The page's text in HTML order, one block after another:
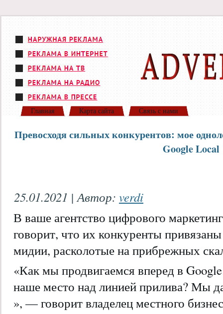
Главная Карта сайта Связь с нами
Превосходя сильных конкурентов: мое
Google Local
25.01.2021 | Автор: verdi
В ваше агентство цифрового
говорит, что их конкуренты
мидии, расколотые на прибрежных
«Как мы продвигаемся вперед в
наше место над линией прилива? Мы
», — говорит владелец местного